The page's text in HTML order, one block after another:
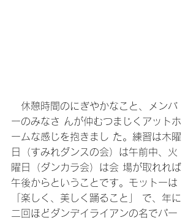
休憩時間のにぎやかなこと、メンバ
ーのみなさ んが仲むつまじくアットホ
ームな感じを抱きまし た。練習は木曜
日（すみれダンスの会）は午前中、火
曜日（ダンカラ会）は会 場が取れれば
午後からということです。モットーは
「楽しく、美しく踊ること」 で、年に
二回ほどダンデイライアンの名でパー